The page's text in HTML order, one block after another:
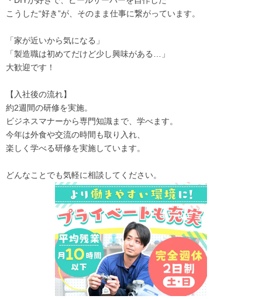
こうした“好き”が、そのまま仕事に繋がっています。
「家が近いから気になる」
「製造職は初めてだけど少し興味がある…」
大歓迎です！
【入社後の流れ】
約2週間の研修を実施。
ビジネスマナーから専門知識まで、学べます。
今年は外食や交流の時間も取り入れ、
楽しく学べる研修を実施しています。
どんなことでも気軽に相談してください。